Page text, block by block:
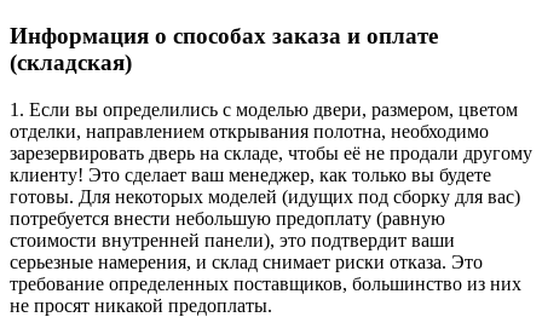
Информация о способах заказа и оплате
(складская)
1. Если вы определились с моделью двери, размером, цветом
отделки, направлением открывания полотна, необходимо
зарезервировать дверь на складе, чтобы её не продали другому
клиенту! Это сделает ваш менеджер, как только вы будете
готовы. Для некоторых моделей (идущих под сборку для вас)
потребуется внести небольшую предоплату (равную
стоимости внутренней панели), это подтвердит ваши
серьезные намерения, и склад снимает риски отказа. Это
требование определенных поставщиков, большинство из них
не просят никакой предоплаты.